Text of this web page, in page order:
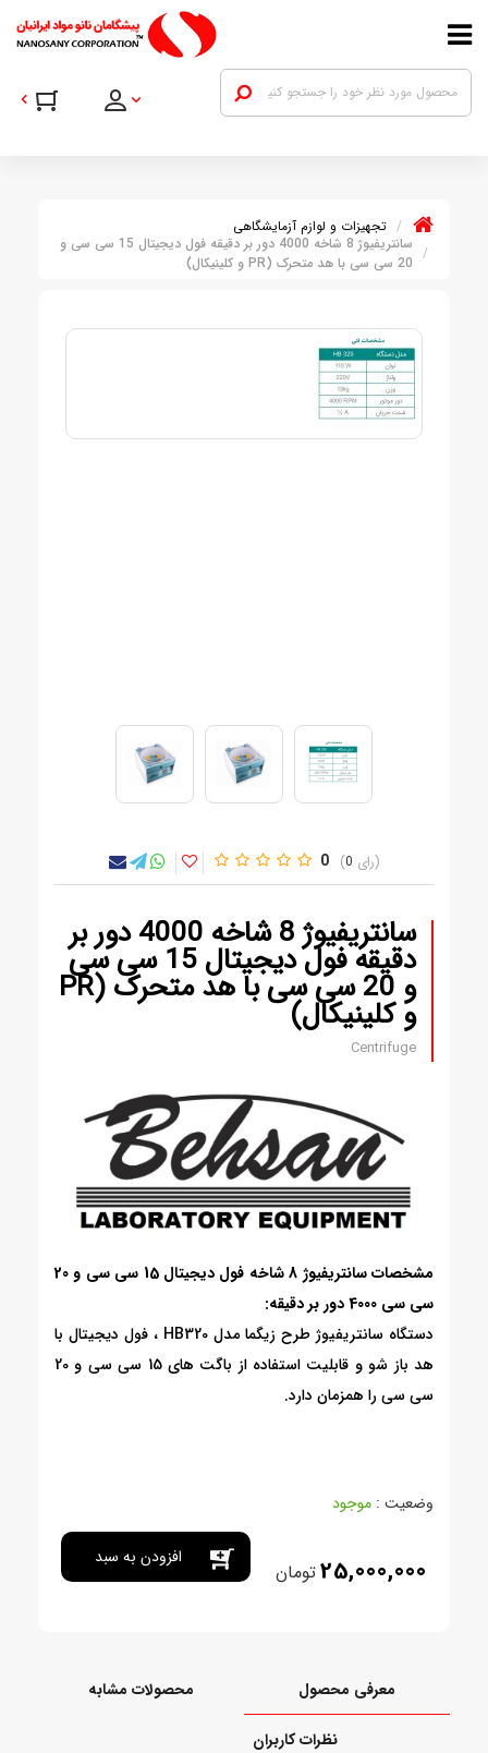
تجهیزات و لوازم آزمایشگاهی
سانتریفیوژ 8 شاخه 4000 دور بر دقیقه فول دیجیتال 15 سی سی و
20 سی سی با هد متحرک (PR و کلینیکال)
0 0
سانتریفیوژ 8 شاخه 4000 دور بر
دقیقه فول دیجیتال 15 سی سی
و 20 سی سی با هد متحرک (PR
و کلینیکال)
Centrifuge
مشخصات سانتریفیوژ 8 شاخه فول دیجیتال 15 سی سی و 20
سی سی 4000 دور بر دقیقه:
دستگاه سانتریفیوژ طرح زیگما مدل HB320 ، فول دیجیتال با
هد باز شو و قابلیت استفاده از باگت های 15 سی سی و 20
سی سی را همزمان دارد.
وضعیت : موجود
25,000,000تومان
افزودن به سبد
معرفی محصول محصولات مشابه
نظرات کاربران